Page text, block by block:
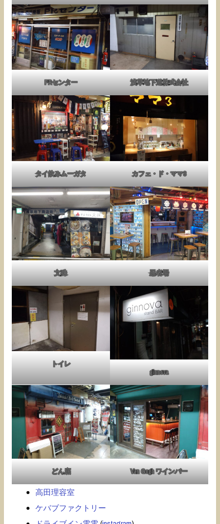
PRセンター 浅草地下道株式会社
タイ飲みムーガタ カフェ・ド・ママ3
文殊 忍者場
トイレ
ginnova
どん底 Van Gogh ワインバー
高田理容室
ケバブファクトリー